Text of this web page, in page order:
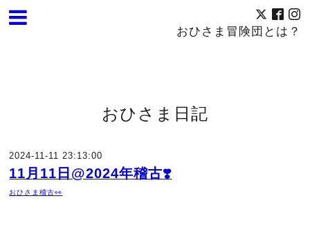
おひさま冒険団とは？
おひさま日記
2024-11-11 23:13:00
11月11日@2024年稽古❣️
おひさま稽古👀